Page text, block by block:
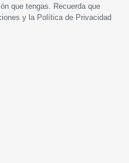
que tengas. Recuerda que
y la Política de Privacidad